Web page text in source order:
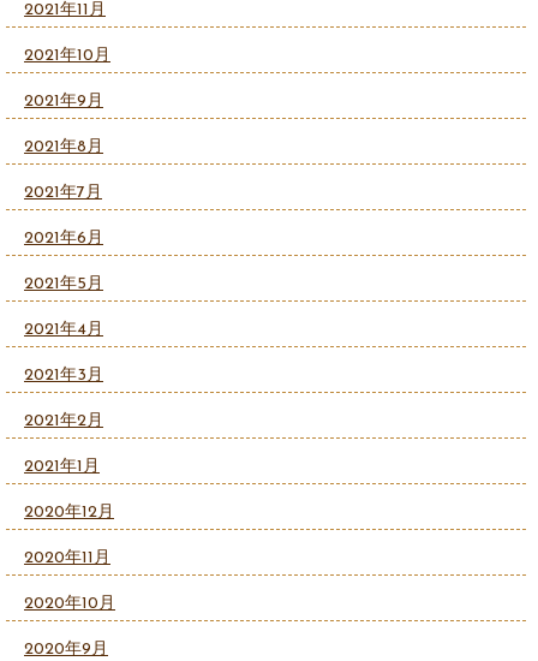
2021年11月
2021年10月
2021年9月
2021年8月
2021年7月
2021年6月
2021年5月
2021年4月
2021年3月
2021年2月
2021年1月
2020年12月
2020年11月
2020年10月
2020年9月